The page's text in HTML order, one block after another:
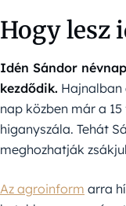
Hogy lesz
Idén Sándor
kezdődik. Hajnalban
nap közben már a
higanyszála. Tehát
meghozhatják
Az agroinform arra